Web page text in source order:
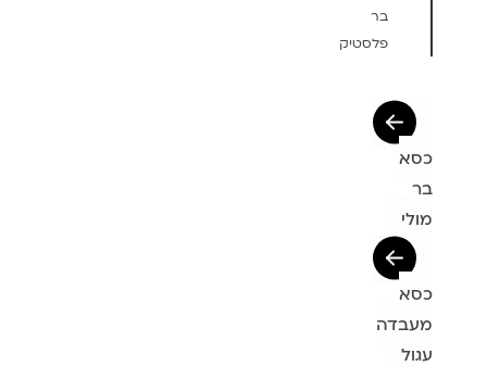
בר
פלסטיק
כסא
בר
מולי
כסא
מעבדה
עגול